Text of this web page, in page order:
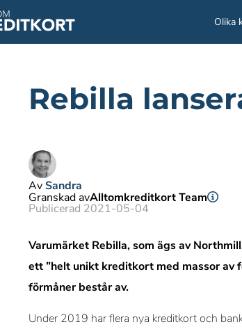
Olika
Rebilla
AvSandra
Granskad avAlltomkreditkort Team
Publicerad 2021-05-04
Varumärket Rebilla, som ägs av
ett ”helt unikt kreditkort med massor av
förmåner består av.
Under 2019 har flera nya kreditkort och